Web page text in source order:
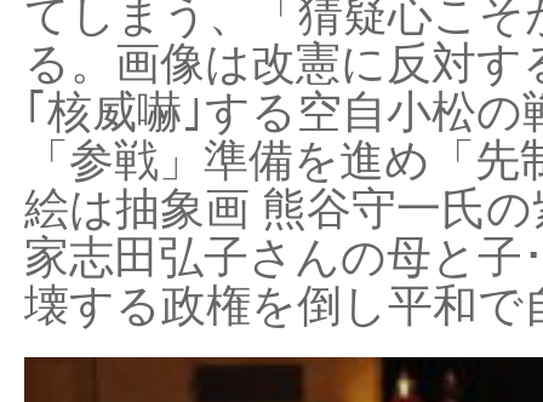
てしまう、「猜疑心こ
る。画像は改憲に反対
｢核威嚇｣する空自小松
「参戦」準備を進め「
絵は抽象画 熊谷守一氏
家志田弘子さんの母と子
壊する政権を倒し平和